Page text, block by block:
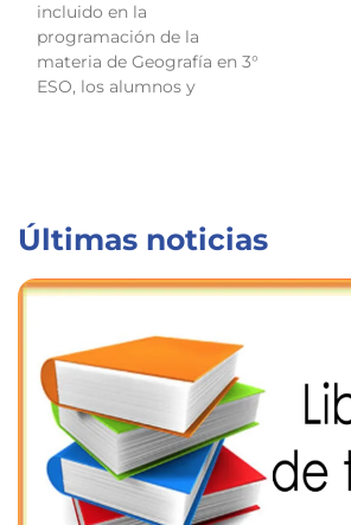
incluido en la
programación de la
materia de Geografía en 3°
ESO, los alumnos y
Últimas noticias